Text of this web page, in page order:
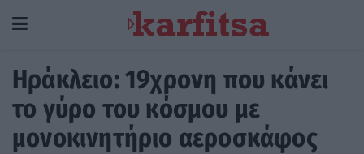
Ηράκλειο: 19χρονη που κάνει
το γύρο του κόσμου με
μονοκινητήριο αεροσκάφος